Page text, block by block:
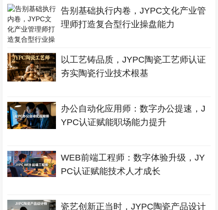
告别基础执行内卷，JYPC文化产业管
理师打造复合型行业操盘能力
以工艺铸品质，JYPC陶瓷工艺师认证
夯实陶瓷行业技术根基
办公自动化应用师：数字办公提速，J
YPC认证赋能职场能力提升
WEB前端工程师：数字体验升级，JY
PC认证赋能技术人才成长
瓷艺创新正当时，JYPC陶瓷产品设计